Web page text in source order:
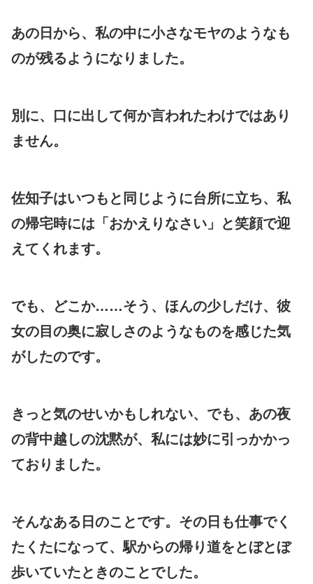
あの日から、私の中に小さなモヤのようなも
のが残るようになりました。
別に、口に出して何か言われたわけではあり
ません。
佐知子はいつもと同じように台所に立ち、私
の帰宅時には「おかえりなさい」と笑顔で迎
えてくれます。
でも、どこか……そう、ほんの少しだけ、彼
女の目の奥に寂しさのようなものを感じた気
がしたのです。
きっと気のせいかもしれない、でも、あの夜
の背中越しの沈黙が、私には妙に引っかかっ
ておりました。
そんなある日のことです。その日も仕事でく
たくたになって、駅からの帰り道をとぼとぼ
歩いていたときのことでした。